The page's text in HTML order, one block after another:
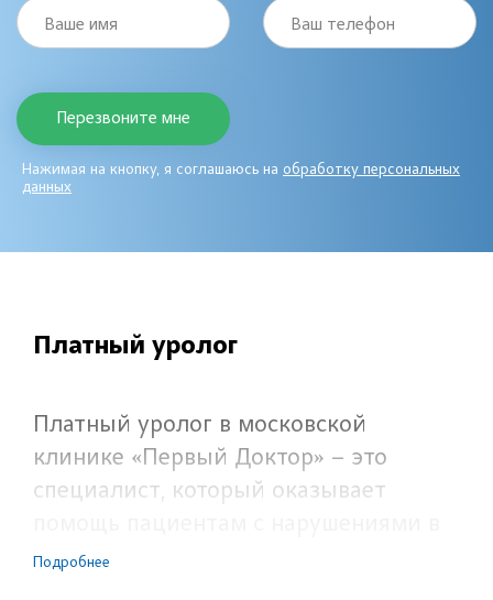
Ваше имя Ваш телефон
Нажимая на кнопку, я соглашаюсь на обработку персональных
данных
Платный уролог
Платный уролог в московской
клинике «Первый Доктор» – это
специалист, который оказывает
работе органов мочевой системы. В
Подробнее